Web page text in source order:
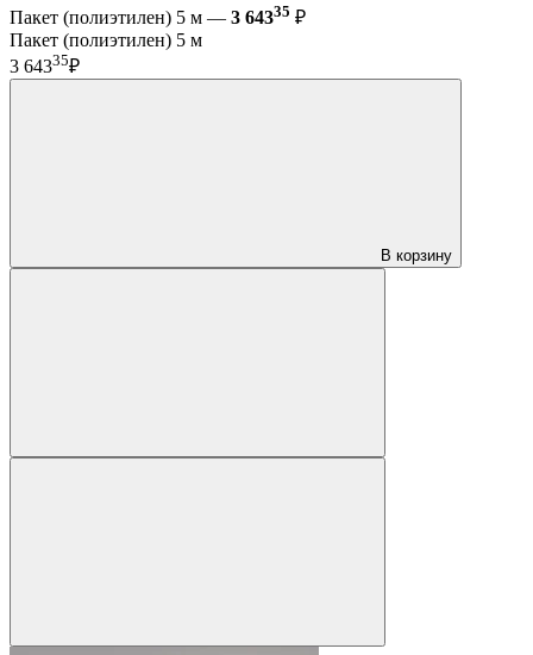
Пакет (полиэтилен) 5 м — 3 64335 ₽
Пакет (полиэтилен) 5 м
3 64335₽
В корзину